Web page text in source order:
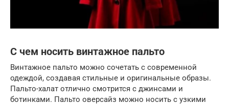
С чем носить винтажное пальто
Винтажное пальто можно сочетать с современной
одеждой, создавая стильные и оригинальные образы.
Пальто-халат отлично смотрится с джинсами и
ботинками. Пальто оверсайз можно носить с узкими